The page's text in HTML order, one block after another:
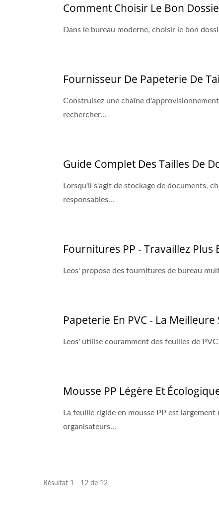
Comment Choisir Le Bon
Dans le bureau moderne, choisir le bon
Fournisseur De Papeterie De
Construisez une chaîne
rechercher...
Guide Complet Des Tailles De
Lorsqu'il s'agit de stockage de documents,
responsables...
Fournitures PP - Travaillez Plus
Leos' propose des fournitures de bureau
Papeterie En PVC - La
Leos' utilise couramment des feuilles de
Mousse PP Légère Et
La feuille rigide en mousse PP est
organisateurs...
Résultat 1 - 12 de 12